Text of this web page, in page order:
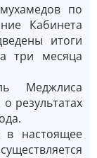
по
Кабинета
итоги
три месяца
Меджлиса
результатах
в настоящее